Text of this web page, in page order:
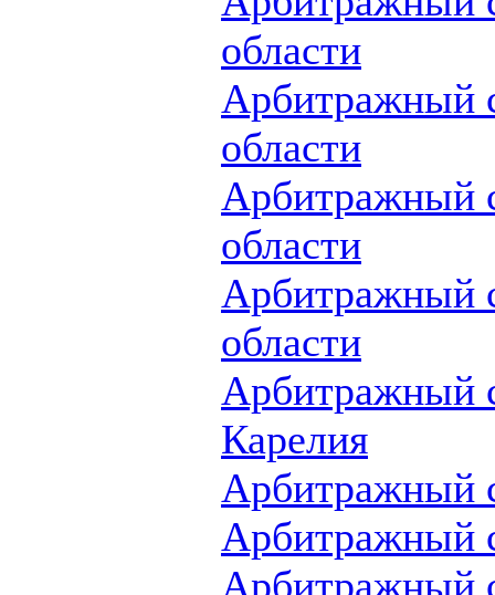
области
Арбитражный
области
Арбитражный
области
Арбитражный
области
Арбитражный
Карелия
Арбитражный
Арбитражный
Арбитражный